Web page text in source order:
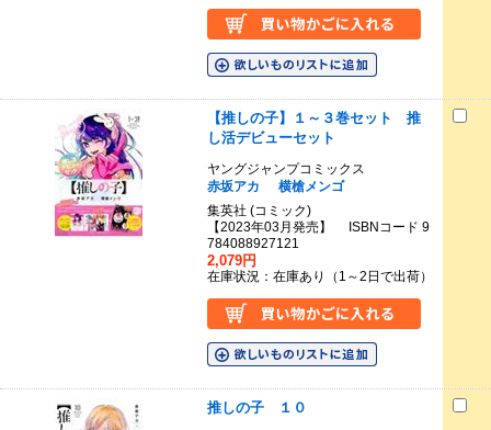
【推しの子】１～３巻セット 推
し活デビューセット
ヤングジャンプコミックス
赤坂アカ
横槍メンゴ
集英社 (コミック)
【2023年03月発売】 ISBNコード 9
784088927121
2,079円
在庫状況：在庫あり（1～2日で出荷）
推しの子 １０